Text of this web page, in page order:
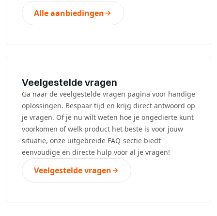
Alle aanbiedingen
Veelgestelde vragen
Ga naar de veelgestelde vragen pagina voor handige
oplossingen. Bespaar tijd en krijg direct antwoord op
je vragen. Of je nu wilt weten hoe je ongedierte kunt
voorkomen of welk product het beste is voor jouw
situatie, onze uitgebreide FAQ-sectie biedt
eenvoudige en directe hulp voor al je vragen!
Veelgestelde vragen